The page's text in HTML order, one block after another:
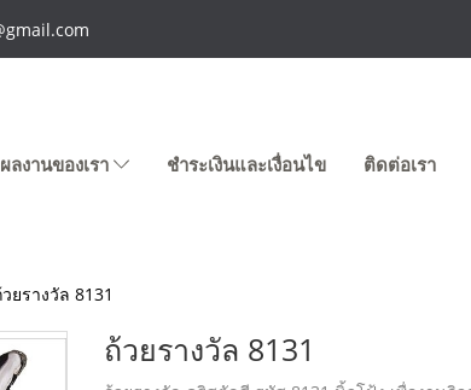
ผลงานของเรา ชำระเงินและเงื่อนไข ติดต่อเรา
ยรางวัล 8131
ถ้วยรางวัล 8131